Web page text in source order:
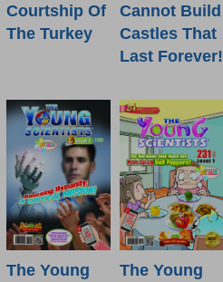
Courtship Of
The Turkey
Cannot Build
Castles That
Last Forever!
The Young The Young